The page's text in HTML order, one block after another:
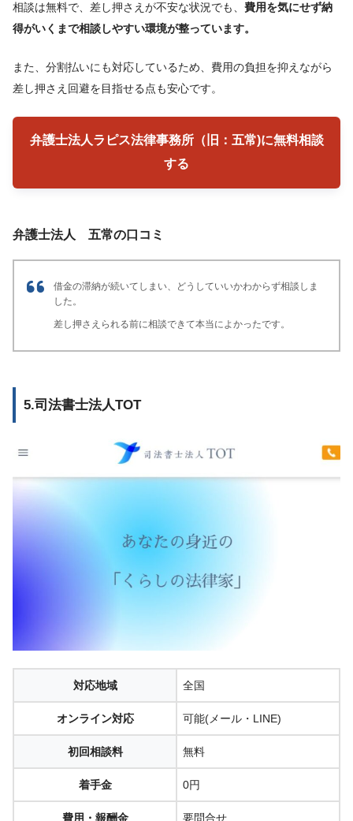
相談は無料で、差し押さえが不安な状況でも、 費用を気にせず納
得がいくまで相談しやすい環境が整っています。
また、分割払いにも対応しているため、費用の負担を抑えながら
差し押さえ回避を目指せる点も安心です。
弁護士法人ラピス法律事務所（旧：五常)に無料相談
する
弁護士法人 五常の口コミ
借金の滞納が続いてしまい、どうしていいかわからず相談しま
した。
差し押さえられる前に相談できて本当によかったです。
5.司法書士法人TOT
対応地域 全国
オンライン対応 可能(メール・LINE)
初回相談料 無料
着手金 0円
費用・報酬金 要問合せ